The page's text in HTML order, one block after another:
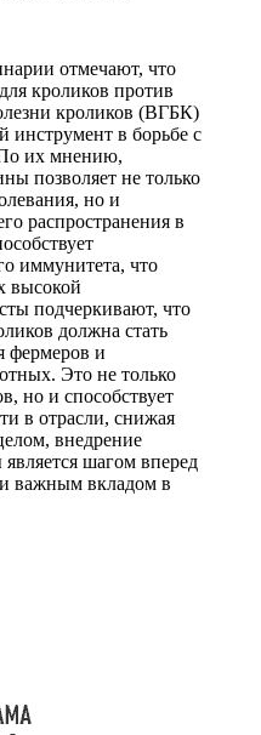
отмечают, что
кроликов против
кроликов (ВГБК)
инструмент в борьбе с
их мнению,
позволяет не только
но и
распространения в
иммунитета, что
высокой
подчеркивают, что
должна стать
фермеров и
Это не только
но и способствует
в отрасли, снижая
внедрение
шагом вперед
важным вкладом в